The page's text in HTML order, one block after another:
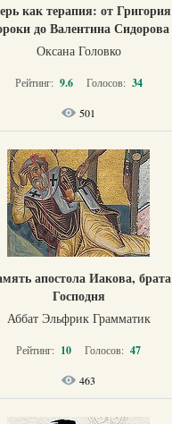
как терапия: от Григория
до Валентина Сидорова
Оксана Головко
Рейтинг: 9.6 Голосов: 34
501
апостола Иакова, брата
Господня
Аббат Эльфрик Грамматик
Рейтинг: 10 Голосов: 47
463